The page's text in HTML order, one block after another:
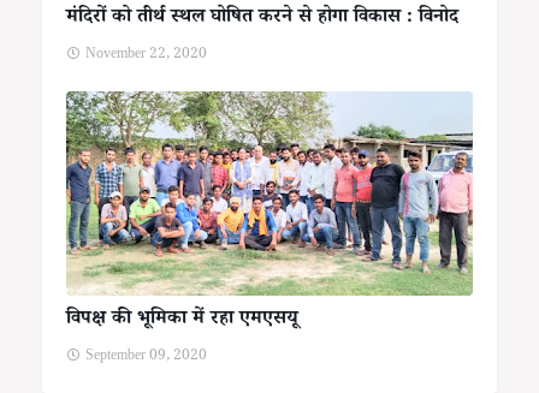
मंदिरों को तीर्थ स्थल घोषित करने से होगा विकास : विनोद
November 22, 2020
विपक्ष की भूमिका में रहा एमएसयू
September 09, 2020